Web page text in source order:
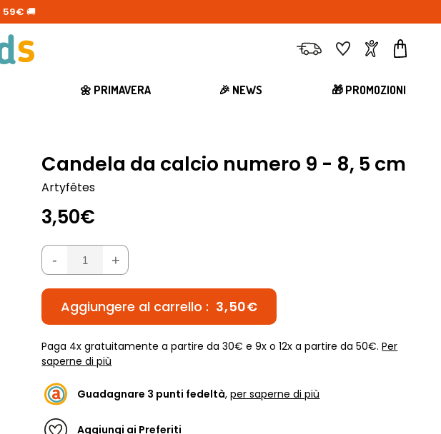
59€ 🚚
ConsegnaPreferitiAccount
🌼 PRIMAVERA 🎉 NEWS 🎁 PROMOZIONI
Candela da calcio numero 9 - 8, 5 cm
Artyfêtes
3,50€
- +
Aggiungere al carrello : 3,50€
Paga 4x gratuitamente a partire da 30€ e 9x o 12x a partire da 50€.Per
saperne di più
Guadagnare 3 punti fedeltà,per saperne di più
Aggiungi ai Preferiti